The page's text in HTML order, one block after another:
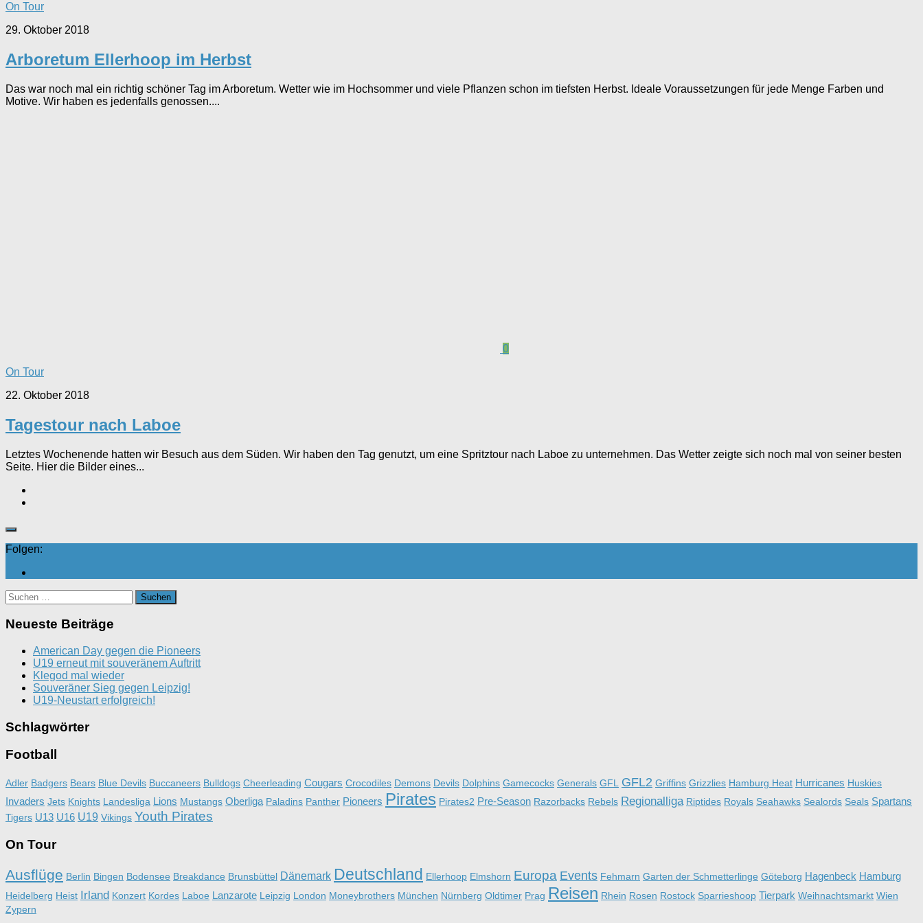
On Tour
29. Oktober 2018
Arboretum Ellerhoop im Herbst
Das war noch mal ein richtig schöner Tag im Arboretum. Wetter wie im Hochsommer und viele Pflanzen schon im tiefsten Herbst. Ideale Voraussetzungen für jede Menge Farben und
Motive. Wir haben es jedenfalls genossen....
0
On Tour
22. Oktober 2018
Tagestour nach Laboe
Letztes Wochenende hatten wir Besuch aus dem Süden. Wir haben den Tag genutzt, um eine Spritztour nach Laboe zu unternehmen. Das Wetter zeigte sich noch mal von seiner besten
Seite. Hier die Bilder eines...
Folgen:
Suchen
nach:
Neueste Beiträge
American Day gegen die Pioneers
U19 erneut mit souveränem Auftritt
Klegod mal wieder
Souveräner Sieg gegen Leipzig!
U19-Neustart erfolgreich!
Schlagwörter
Football
Adler Badgers Bears Blue Devils Buccaneers Bulldogs Cheerleading Cougars Crocodiles Demons Devils Dolphins Gamecocks Generals GFL GFL2 Griffins Grizzlies Hamburg Heat Hurricanes Huskies
Invaders Jets Knights Landesliga Lions Mustangs Oberliga Paladins Panther Pioneers Pirates Pirates2 Pre-Season Razorbacks Rebels Regionalliga Riptides Royals Seahawks Sealords Seals Spartans
Tigers U13 U16 U19 Vikings Youth Pirates
On Tour
Ausflüge Berlin Bingen Bodensee Breakdance Brunsbüttel Dänemark Deutschland Ellerhoop Elmshorn Europa Events Fehmarn Garten der Schmetterlinge Göteborg Hagenbeck Hamburg
Heidelberg Heist Irland Konzert Kordes Laboe Lanzarote Leipzig London Moneybrothers München Nürnberg Oldtimer Prag Reisen Rhein Rosen Rostock Sparrieshoop Tierpark Weihnachtsmarkt Wien
Zypern